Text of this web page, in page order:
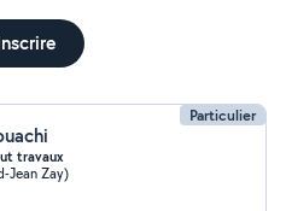
Particulier
travaux
Jean Zay)